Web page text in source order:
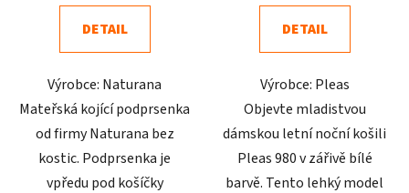
4,8
z
hvězdiček.
DETAIL
Výrobce: Naturana
Mateřská kojící podprsenka
od firmy Naturana bez
kostic. Podprsenka je
vpředu pod košíčky
5,0
z
hvězdiček.
DETAIL
Výrobce: Pleas
Objevte mladistvou
dámskou letní noční košili
Pleas 980 v zářivě bílé
barvě. Tento lehký model